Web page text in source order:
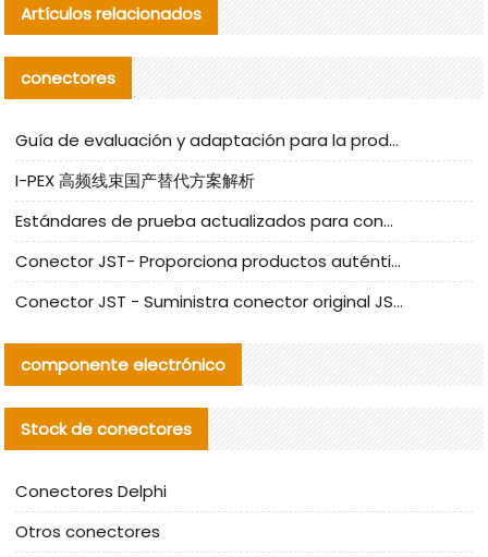
Artículos relacionados
conectores
Guía de evaluación y adaptación para la producción en serie de componentes de cables nacionales para CNC Tech
I-PEX 高频线束国产替代方案解析
Estándares de prueba actualizados para conectores nacionales bajo la referencia de CLIFF
Conector JST- Proporciona productos auténticos y alternativos del conector JST NSHR-02V-S
Conector JST - Suministra conector original JST GHR-09V-S | productos alternativos
componente electrónico
Stock de conectores
Conectores Delphi
Otros conectores